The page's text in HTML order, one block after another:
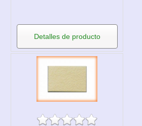
Detalles de producto